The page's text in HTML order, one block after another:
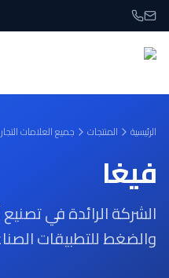
انتقل إلى المحتوى الرئيسي
الرئيسية المنتجات جميع العلامات
فيغا
الشركة الرائدة في
والضغط للتطبيقات